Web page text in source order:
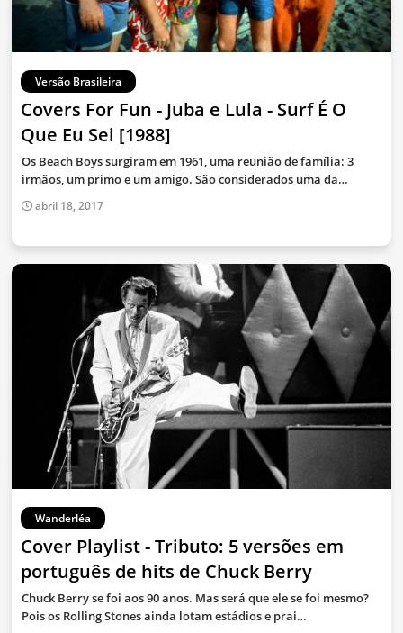
Versão Brasileira
Covers For Fun - Juba e Lula - Surf É O
Que Eu Sei [1988]
Os Beach Boys surgiram em 1961, uma reunião de família: 3
irmãos, um primo e um amigo. São considerados uma da…
abril 18, 2017
Wanderléa
Cover Playlist - Tributo: 5 versões em
português de hits de Chuck Berry
Chuck Berry se foi aos 90 anos. Mas será que ele se foi mesmo?
Pois os Rolling Stones ainda lotam estádios e prai…